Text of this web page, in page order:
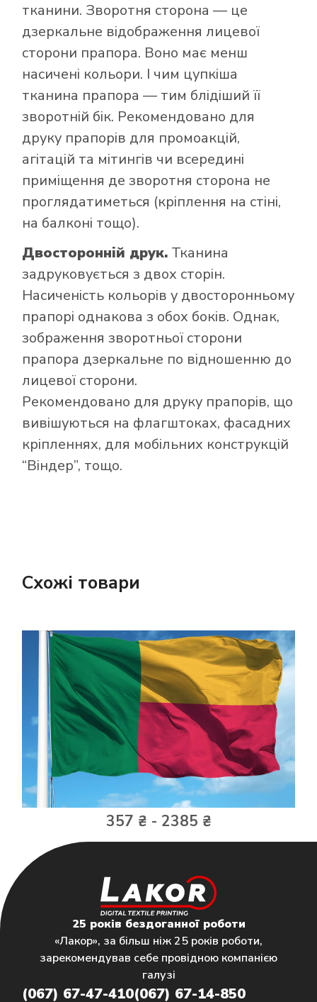
тканини. Зворотня сторона — це
дзеркальне відображення лицевої
сторони прапора. Воно має менш
насичені кольори. І чим цупкіша
тканина прапора — тим блідіший її
зворотній бік. Рекомендовано для
друку прапорів для промоакцій,
агітацій та мітингів чи всередині
приміщення де зворотня сторона не
проглядатиметься (кріплення на стіні,
на балконі тощо).
Двосторонній друк. Тканина
задруковується з двох сторін.
Насиченість кольорів у двосторонньому
прапорі однакова з обох боків. Однак,
зображення зворотньої сторони
прапора дзеркальне по відношенню до
лицевої сторони.
Рекомендовано для друку прапорів, що
вивішуються на флагштоках, фасадних
кріпленнях, для мобільних конструкцій
“Віндер”, тощо.
Схожі товари
357 ₴ - 2385 ₴
25 років бездоганної роботи
«Лакор», за більш ніж 25 років роботи,
зарекомендував себе провідною компанією
галузі
(067) 67-47-410(067) 67-14-850